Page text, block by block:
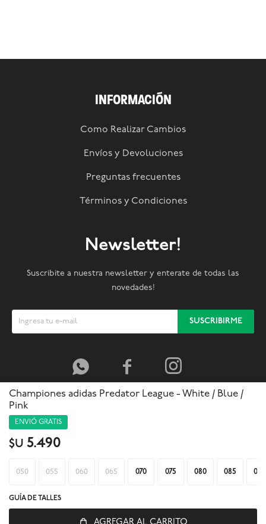
Championes adidas Predator League - White / Blue /
Pink
ENVIÓ GRATIS
$U 5.490
050 055 060 065 070 075 080 085 090
GUÍA DE TALLES
AGREGAR AL CARRITO
INFORMACIÓN
Como Realizar Cambios
Envíos y Devoluciones
Preguntas frecuentes
Términos y Condiciones
Newsletter!
Suscribite a nuestra newsletter y enterate de todas las
novedades!
SUSCRIBIRME
  